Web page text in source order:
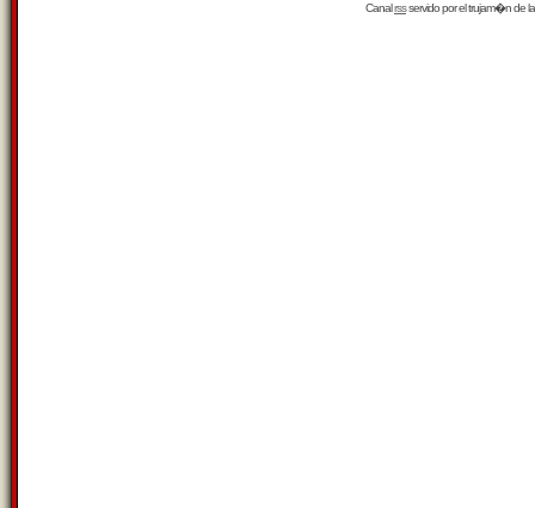
Canalrssservido por eltrujam�nde